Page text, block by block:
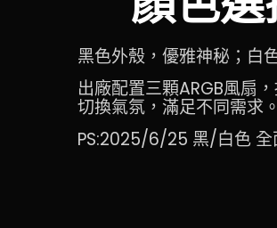
黑色外殼，優雅神秘；白
出廠配置三顆ARGB風扇
切換氣氛，滿足不同需求。
PS:2025/6/25 黑/白色 全